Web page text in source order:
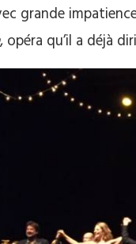
grande
, opéra qu’il a déjà